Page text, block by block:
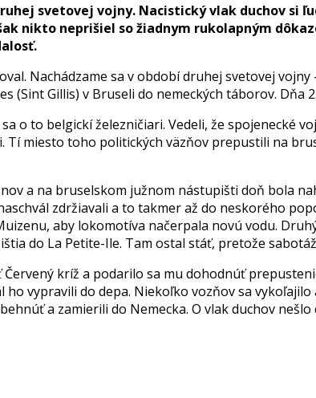
svetovej vojny. Nacistický vlak duchov
nikto neprišiel so žiadnym rukolapným
Nachádzame sa v období druhej svetovej
(Sint Gillis) v Bruseli do nemeckých táborov.
o to belgickí železničiari. Vedeli, že
Tí miesto toho politických väzňov prepustili na
a na bruselskom južnom nástupišti doň bola
zdržiavali a to takmer až do neskorého
aby lokomotíva načerpala novú vodu.
do La Petite-Ile. Tam ostal stáť, pretože
Červený kríž a podarilo sa mu dohodnúť
ho vypravili do depa. Niekoľko vozňov sa
a zamierili do Nemecka. O vlak duchov